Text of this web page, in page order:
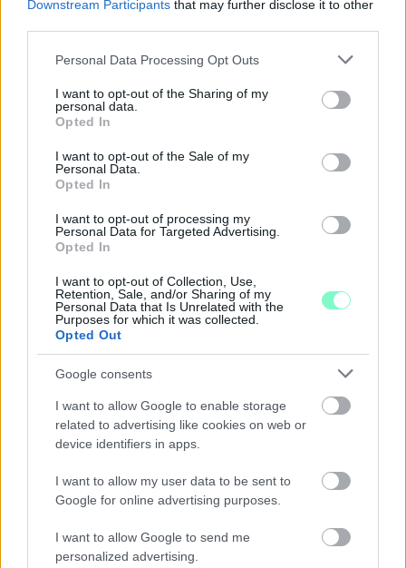
Downstream Participants that may further disclose it to other
Please note that this website/app uses one or more Google
not limited to your visit or usage behaviour. You may click to
grant or deny consent to Google and its third-party tags to
use your data for below specified purposes in below Google
consent section.
Personal Data Processing Opt Outs
I want to opt-out of the Sharing of my
personal data.
Opted In
I want to opt-out of the Sale of my
Personal Data.
Opted In
I want to opt-out of processing my
Personal Data for Targeted Advertising.
Opted In
I want to opt-out of Collection, Use,
Retention, Sale, and/or Sharing of my
Personal Data that Is Unrelated with the
Purposes for which it was collected.
Opted Out
Google consents
I want to allow Google to enable storage
related to advertising like cookies on web or
device identifiers in apps.
I want to allow my user data to be sent to
Google for online advertising purposes.
I want to allow Google to send me
personalized advertising.
PIKNIK ITALOK: ÍZEK ÉS ÉLMÉNYEK A SZABADBAN
Ahogy tavaszodik és a nap egyre tovább marad velünk, sokaknak
Szólj hozzá!
ÖRÖMHÍR: TÍZ ÉVE NEM VOLT ILYEN ALACSONY AZ
INFLÁCIÓ MAGYARORSZÁGON
Júliusban mindössze 1,2 százalékkal emelkedtek éves
összevetésben a fogyasztói árak, miközben az élelmiszerek ára